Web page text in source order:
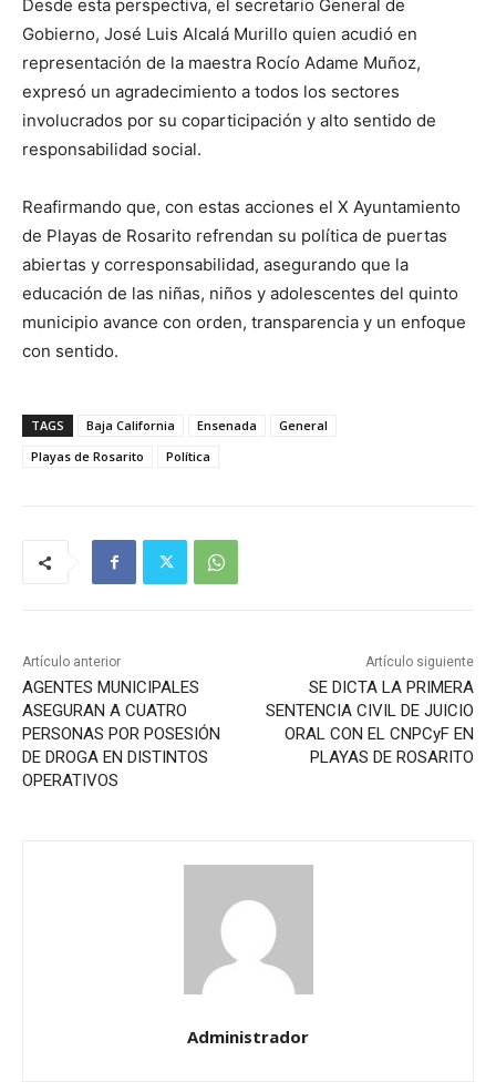
Desde esta perspectiva, el secretario General de
Gobierno, José Luis Alcalá Murillo quien acudió en
representación de la maestra Rocío Adame Muñoz,
expresó un agradecimiento a todos los sectores
involucrados por su coparticipación y alto sentido de
responsabilidad social.
Reafirmando que, con estas acciones el X Ayuntamiento
de Playas de Rosarito refrendan su política de puertas
abiertas y corresponsabilidad, asegurando que la
educación de las niñas, niños y adolescentes del quinto
municipio avance con orden, transparencia y un enfoque
con sentido.
TAGS Baja California Ensenada
General
Playas de Rosarito
Política
Artículo anterior
AGENTES MUNICIPALES
ASEGURAN A CUATRO
PERSONAS POR POSESIÓN
DE DROGA EN DISTINTOS
OPERATIVOS
Artículo siguiente
SE DICTA LA PRIMERA
SENTENCIA CIVIL DE JUICIO
ORAL CON EL CNPCyF EN
PLAYAS DE ROSARITO
Administrador